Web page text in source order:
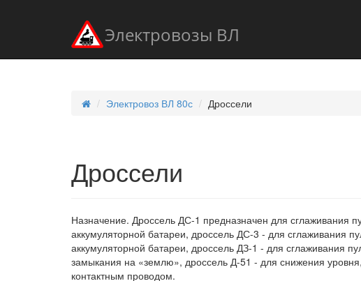
Электровозы ВЛ
Электровоз ВЛ 80с Дроссели
Дроссели
Назначение. Дроссель ДС-1 предназначен для сглаживания
аккумуляторной батареи, дроссель ДС-3 - для сглаживания
аккумуляторной батареи, дроссель ДЗ-1 - для сглаживания
замыкания на «землю», дроссель Д-51 - для снижения
контактным проводом.